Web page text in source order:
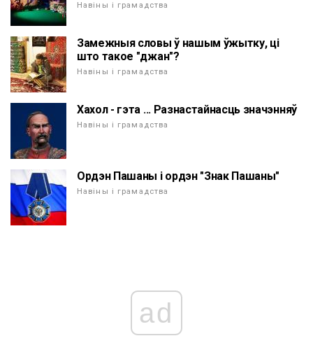
Навіны і грамадства
Замежныя словы ў нашым ўжытку, ці
што такое "джан"?
Навіны і грамадства
Хахол - гэта ... Разнастайнасць значэнняў
Навіны і грамадства
Ордэн Пашаны і ордэн "Знак Пашаны"
Навіны і грамадства
ad